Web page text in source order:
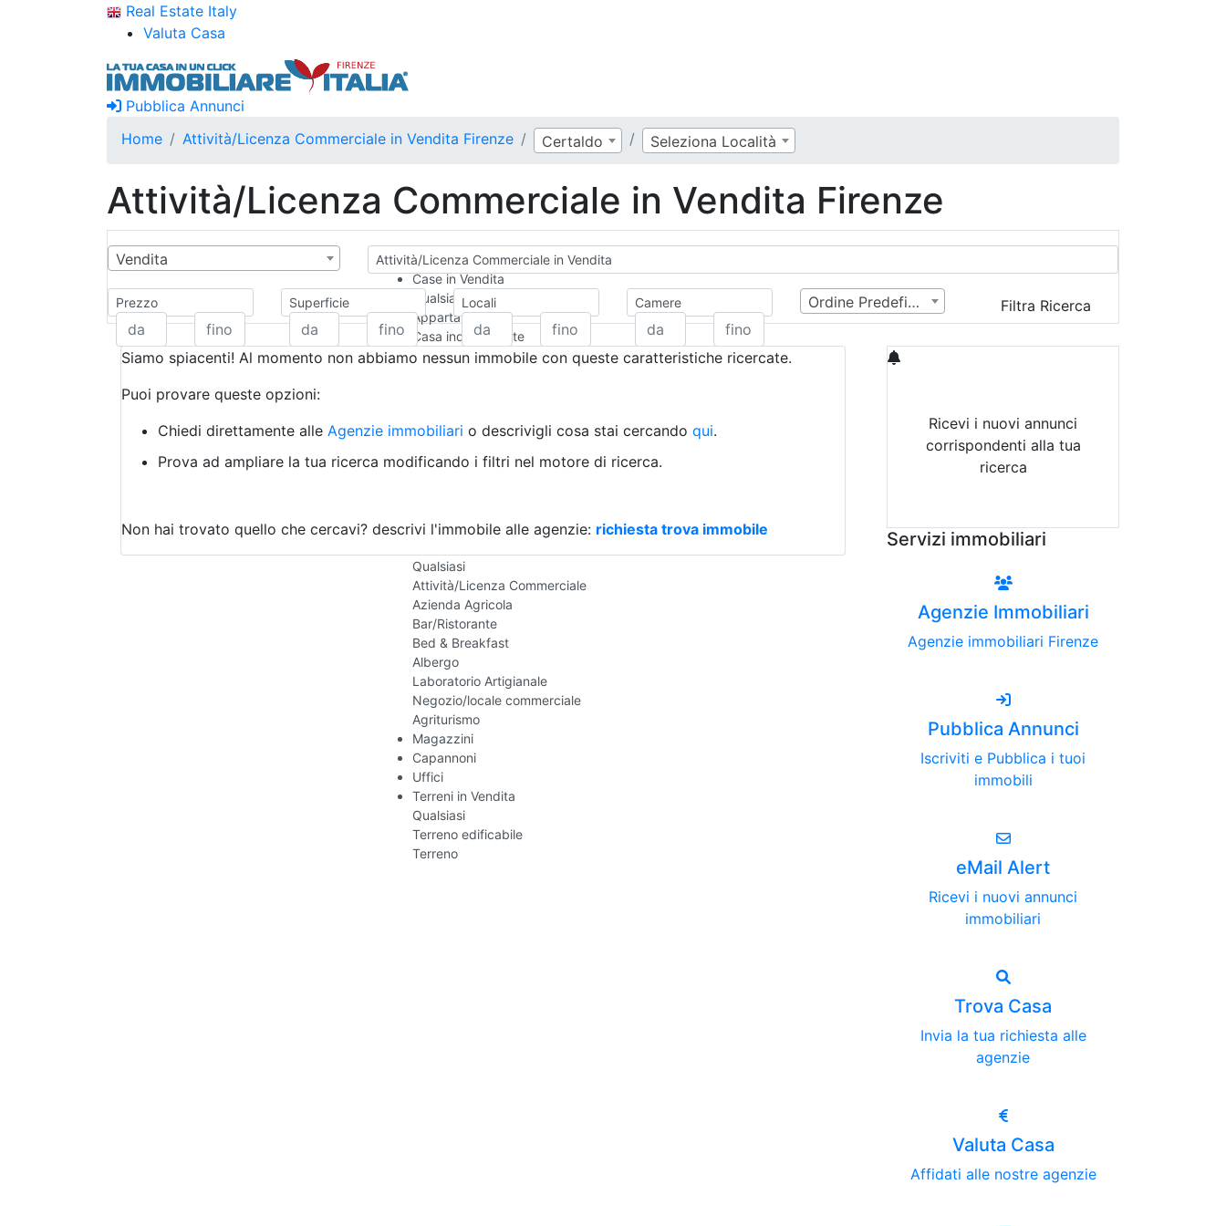
Real Estate Italy
Valuta Casa
Pubblica Annunci
Home
Attività/Licenza Commerciale in Vendita Firenze Certaldo Seleziona Località
Attività/Licenza Commerciale in Vendita Firenze
Vendita
Attività/Licenza Commerciale in Vendita
Case in Vendita
Qualsiasi
Appartamento
Casa indipendente
Casa Semi-indipendente
Rustico/Casale
Camera d'Albergo
Box/Garage
Qualsiasi
Attività/Licenza Commerciale
Azienda Agricola
Bar/Ristorante
Bed & Breakfast
Albergo
Laboratorio Artigianale
Negozio/locale commerciale
Agriturismo
Magazzini
Capannoni
Uffici
Terreni in Vendita
Qualsiasi
Terreno edificabile
Terreno
Prezzo Superficie Locali Camere Ordine Predefinito Filtra Ricerca
Siamo spiacenti! Al momento non abbiamo nessun immobile con queste caratteristiche ricercate.
Puoi provare queste opzioni:
Chiedi direttamente alle Agenzie immobiliari o descrivigli cosa stai cercando qui.
Prova ad ampliare la tua ricerca modificando i filtri nel motore di ricerca.
Non hai trovato quello che cercavi? descrivi l'immobile alle agenzie: richiesta trova immobile
Ricevi i nuovi annunci
corrispondenti alla tua
ricerca
Servizi immobiliari
Agenzie Immobiliari
Agenzie immobiliari Firenze
Pubblica Annunci
Iscriviti e Pubblica i tuoi
immobili
eMail Alert
Ricevi i nuovi annunci
immobiliari
Trova Casa
Invia la tua richiesta alle
agenzie
Valuta Casa
Affidati alle nostre agenzie